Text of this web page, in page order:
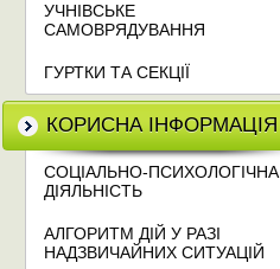
УЧНІВСЬКЕ
САМОВРЯДУВАННЯ
ГУРТКИ ТА СЕКЦІЇ
КОРИСНА ІНФОРМАЦІЯ
СОЦІАЛЬНО-ПСИХОЛОГІЧНА
ДІЯЛЬНІСТЬ
АЛГОРИТМ ДІЙ У РАЗІ
НАДЗВИЧАЙНИХ СИТУАЦІЙ